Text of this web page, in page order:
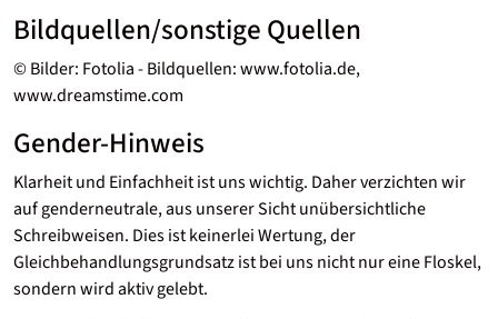
Bildquellen/sonstige Quellen
© Bilder: Fotolia - Bildquellen: www.fotolia.de,
www.dreamstime.com
Gender-Hinweis
Klarheit und Einfachheit ist uns wichtig. Daher verzichten wir
auf genderneutrale, aus unserer Sicht unübersichtliche
Schreibweisen. Dies ist keinerlei Wertung, der
Gleichbehandlungsgrundsatz ist bei uns nicht nur eine Floskel,
sondern wird aktiv gelebt.